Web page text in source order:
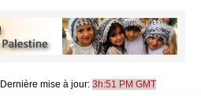
Dernière mise à jour: 3h:51 PM GMT